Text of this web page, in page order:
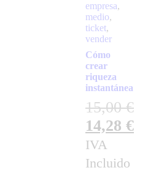
empresa,
medio,
ticket,
vender
Cómo
crear
riqueza
instantánea
15,00€
14,28 €
IVA
Incluido